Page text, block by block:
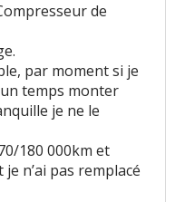
de
par moment si je
temps monter
je ne le
180 000km et
n’ai pas remplacé